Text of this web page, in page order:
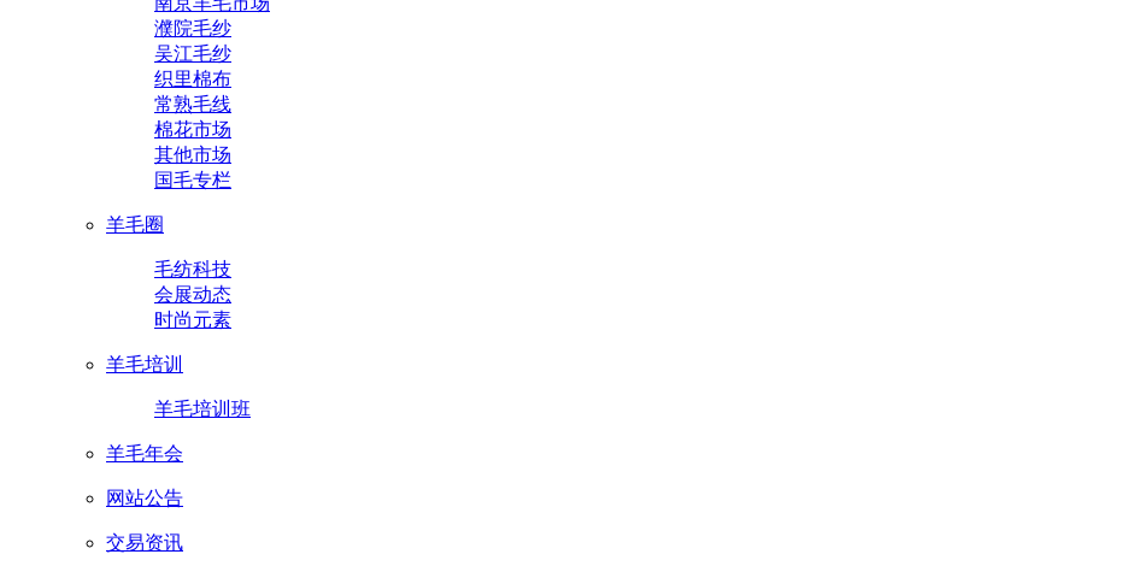
濮院毛纱
吴江毛纱
织里棉布
常熟毛线
棉花市场
其他市场
国毛专栏
羊毛圈
毛纺科技
会展动态
时尚元素
羊毛培训
羊毛培训班
羊毛年会
网站公告
交易资讯